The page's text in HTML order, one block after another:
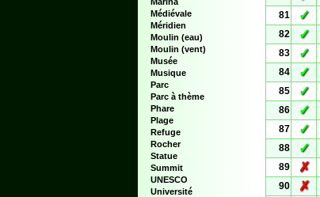
Médiévale
Méridien
Moulin (eau)
Moulin (vent)
Musée
Musique
Parc
Parc à thème
Phare
Plage
Refuge
Rocher
Statue
Summit
UNESCO
Université
81
✓
82
✓
83
✓
84
✓
85
✓
86
✓
87
✓
88
✓
89
✗
90
✗